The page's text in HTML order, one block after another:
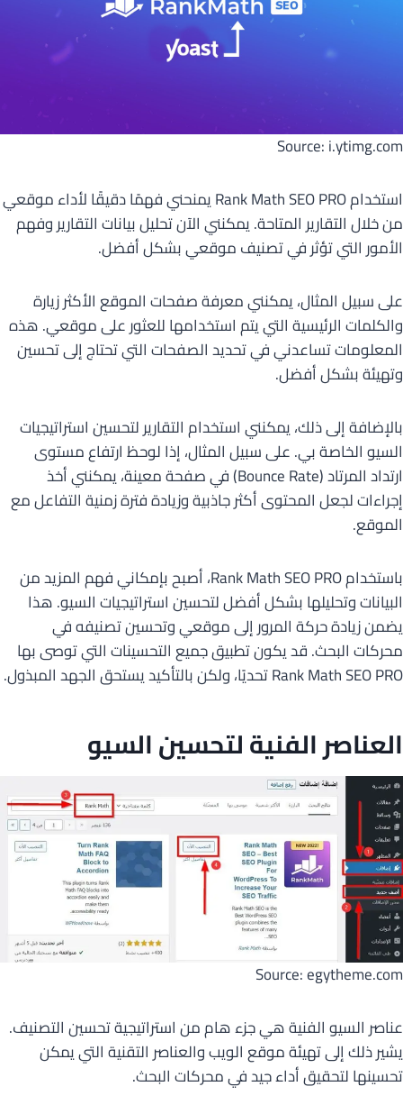
Source: i.ytimg.com
استخدام Rank Math SEO PRO يمنحني فهمًا دقيقًا لأداء موقعي
من خلال التقارير المتاحة. يمكنني الآن تحليل بيانات التقارير وفهم
الأمور التي تؤثر في تصنيف موقعي بشكل أفضل.
على سبيل المثال، يمكنني معرفة صفحات الموقع الأكثر زيارة
والكلمات الرئيسية التي يتم استخدامها للعثور على موقعي. هذه
المعلومات تساعدني في تحديد الصفحات التي تحتاج إلى تحسين
وتهيئة بشكل أفضل.
بالإضافة إلى ذلك، يمكنني استخدام التقارير لتحسين استراتيجيات
السيو الخاصة بي. على سبيل المثال، إذا لوحظ ارتفاع مستوى
ارتداد المرتاد (Bounce Rate) في صفحة معينة، يمكنني أخذ
إجراءات لجعل المحتوى أكثر جاذبية وزيادة فترة زمنية التفاعل مع
الموقع.
باستخدام Rank Math SEO PRO، أصبح بإمكاني فهم المزيد من
البيانات وتحليلها بشكل أفضل لتحسين استراتيجيات السيو. هذا
يضمن زيادة حركة المرور إلى موقعي وتحسين تصنيفه في
محركات البحث. قد يكون تطبيق جميع التحسينات التي توصى بها
Rank Math SEO PRO تحديًا، ولكن بالتأكيد يستحق الجهد المبذول.
العناصر الفنية لتحسين السيو
Source: egytheme.com
عناصر السيو الفنية هي جزء هام من استراتيجية تحسين التصنيف.
يشير ذلك إلى تهيئة موقع الويب والعناصر التقنية التي يمكن
تحسينها لتحقيق أداء جيد في محركات البحث.